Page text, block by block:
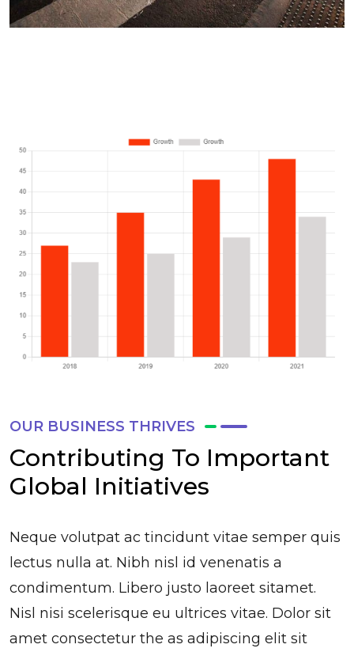
OUR BUSINESS THRIVES
Contributing To Important
Global Initiatives
Neque volutpat ac tincidunt vitae semper quis
lectus nulla at. Nibh nisl id venenatis a
condimentum. Libero justo laoreet sitamet.
Nisl nisi scelerisque eu ultrices vitae. Dolor sit
amet consectetur the as adipiscing elit sit